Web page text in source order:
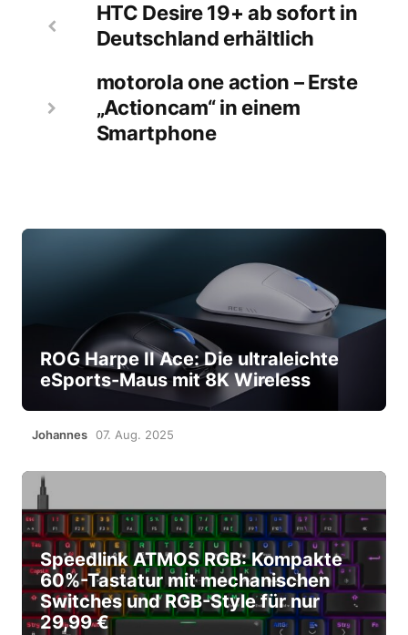
HTC Desire 19+ ab sofort in
Deutschland erhältlich
motorola one action – Erste
„Actioncam“ in einem
Smartphone
ROG Harpe II Ace: Die ultraleichte
eSports-Maus mit 8K Wireless
Johannes 07. Aug. 2025
Speedlink ATMOS RGB: Kompakte
60%-Tastatur mit mechanischen
Switches und RGB-Style für nur
29,99 €